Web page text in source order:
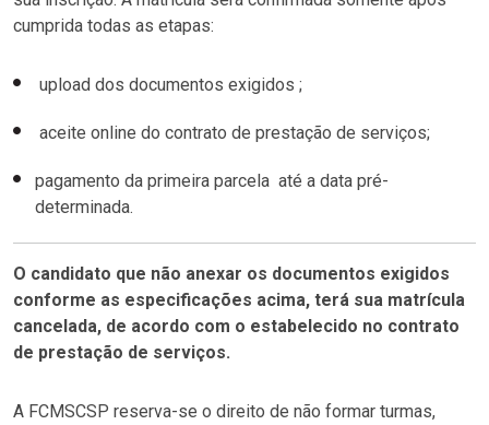
cumprida todas as etapas:
upload dos documentos exigidos ;
aceite online do contrato de prestação de serviços;
pagamento da primeira parcela até a data pré-
determinada.
O candidato que não anexar os documentos exigidos
conforme as especificações acima, terá sua matrícula
cancelada, de acordo com o estabelecido no contrato
de prestação de serviços.
A FCMSCSP reserva-se o direito de não formar turmas,